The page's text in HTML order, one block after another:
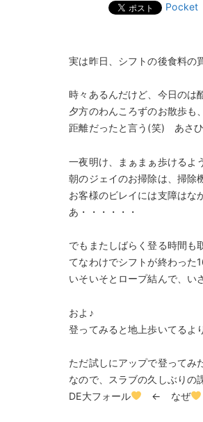
Pocket
実は昨日、シフトの後食料の
時々あるんだけど、今日の
夕方のわんころずのお散歩も
距離だったと言う(笑) あさひ
一夜明け、まぁまぁ歩けるよ
朝のジェイのお掃除は、掃除
お客様のビレイには支障はな
あ・・・・・・
でもまたしばらく登る時間も
てなわけでシフトが終わった
いそいそとロープ結んで、い
およ♪
登ってみると地上歩いてる
ただ試しにアップで登ってみ
なので、スラブの久しぶりの
DE大フォール
← なぜ